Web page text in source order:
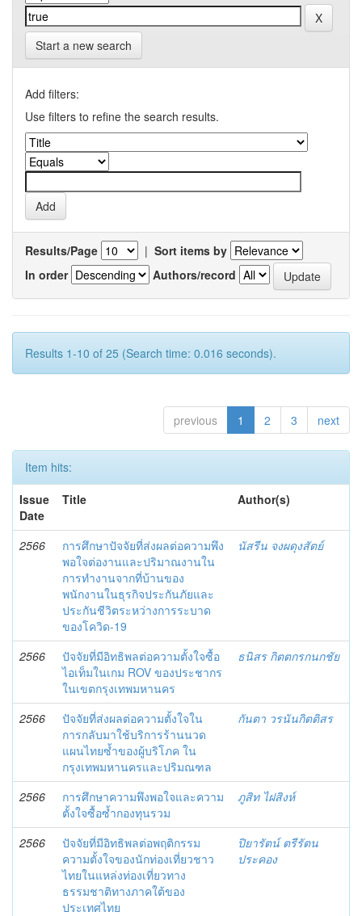
Start a new search
Add filters:
Use filters to refine the search results.
Results/Page | Sort items by
In order
Authors/record
Results 1-10 of 25 (Search time: 0.016 seconds).
previous 1 2 3 next
Item hits:
Issue
Date
Title Author(s)
2566
การศึกษาปัจจัยที่ส่งผลต่อความพึง
พอใจต่องานและปริมาณงานใน
การทำงานจากที่บ้านของ
พนักงานในธุรกิจประกันภัยและ
ประกันชีวิตระหว่างการระบาด
ของโควิด-19
นัสรีน จงผดุงสัตย์
2566
ปัจจัยที่มีอิทธิพลต่อความตั้งใจซื้อ
ไอเท็มในเกม ROV ของประชากร
ในเขตกรุงเทพมหานคร
ธนิสร กิตตกรกนกชัย
2566
ปัจจัยที่ส่งผลต่อความตั้งใจใน
การกลับมาใช้บริการร้านนวด
แผนไทยซ้ำของผู้บริโภค ใน
กรุงเทพมหานครและปริมณฑล
กันตา วรนันกิตติสร
2566
การศึกษาความพึงพอใจและความ
ตั้งใจซื้อซ้ำกองทุนรวม
ภูสิท ไฝสิงห์
2566
ปัจจัยที่มีอิทธิพลต่อพฤติกรรม
ความตั้งใจของนักท่องเที่ยวชาว
ไทยในแหล่งท่องเที่ยวทาง
ธรรมชาติทางภาคใต้ของ
ประเทศไทย
ปิยารัตน์ ตรีรัตน
ประคอง